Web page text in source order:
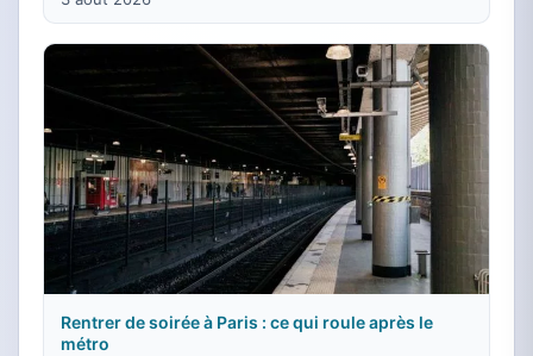
Rentrer de soirée à Paris : ce qui roule après le
métro